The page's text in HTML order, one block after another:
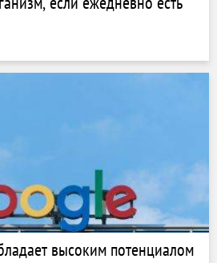
высоким потенциалом